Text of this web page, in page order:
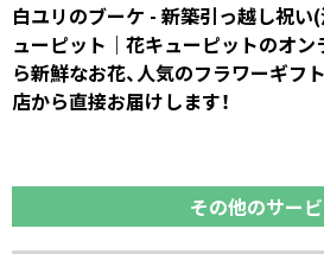
白ユリのブーケ - 新築引っ越し祝い
ューピット｜花キューピットのオ
ら新鮮なお花、人気のフラワーギフ
店から直接お届けします！
その他のサー